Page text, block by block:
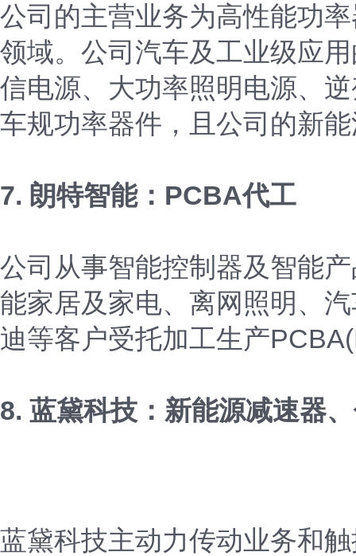
公司的主营业务为高性能功
领域。公司汽车及工业级应
信电源、大功率照明电源、
车规功率器件，且公司的新
7. 朗特智能：PCBA代工
公司从事智能控制器及智能
能家居及家电、离网照明、
迪等客户受托加工生产
8. 蓝黛科技：新能源减速器
蓝黛科技主动力传动业务和